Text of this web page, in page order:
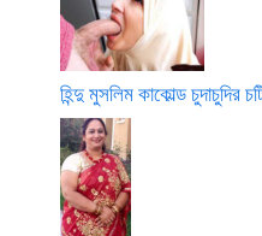
হিন্দু মুসলিম কাকোল্ড চুদাচুদির